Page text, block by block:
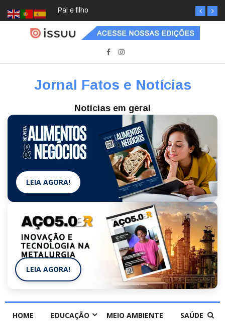
Pai e filho
Jornal Fatos e Notícias
Notícias em geral
LEIA AGORA!
LEIA AGORA!
HOME EDUCAÇÃO MEIO AMBIENTE SAÚDE